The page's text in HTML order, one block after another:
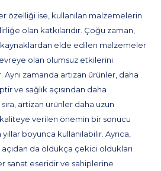
özelliği ise, kullanılan malzemelerin
olan katkılarıdır. Çoğu zaman,
elde edilen malzemeler
olan olumsuz etkilerini
Aynı zamanda artizan ürünler, daha
ve sağlık açısından daha
artizan ürünler daha uzun
verilen önemin bir sonucu
boyunca kullanılabilir. Ayrıca,
da oldukça çekici oldukları
sanat eseridir ve sahiplerine